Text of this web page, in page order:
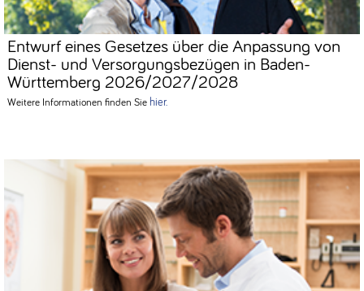
Entwurf eines Gesetzes über die Anpassung von
Dienst- und Versorgungsbezügen in Baden-
Württemberg 2026/2027/2028
Weitere Informationen finden Sie hier.